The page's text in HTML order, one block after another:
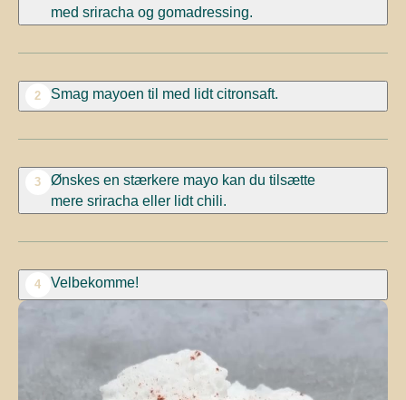
med sriracha og gomadressing.
2 Smag mayoen til med lidt citronsaft.
3 Ønskes en stærkere mayokan du tilsætte
mere sriracha eller lidtchili.
4 Velbekomme!